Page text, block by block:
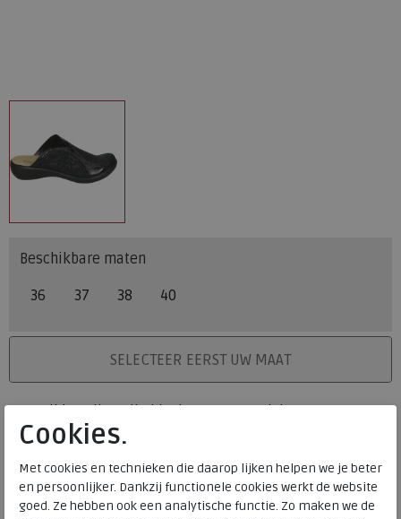
Beschikbare maten
36 37 38 40
PLAATS IN WINKELMANDSELECTEER EERST UW MAAT
Levertijd op dit artikel bedraagt 3-5 werkdagen.
Onze winkelvoorraad
Maat 36 37 38
40
Meijerink Heemskerk
HEEMSKERK
Cookies.
Met cookies en technieken die daarop lijken helpen we je beter
en persoonlijker. Dankzij functionele cookies werkt de website
goed. Ze hebben ook een analytische functie. Zo maken we de